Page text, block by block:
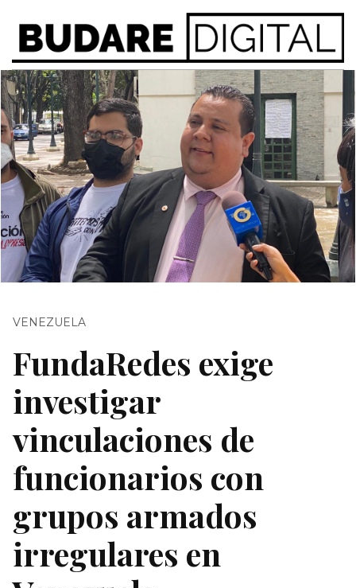
VENEZUELA
FundaRedes exige
investigar
vinculaciones de
funcionarios con
grupos armados
irregulares en